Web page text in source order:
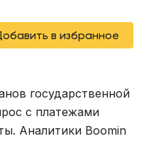
в избранное
государственной
с платежами
Аналитики Boomin